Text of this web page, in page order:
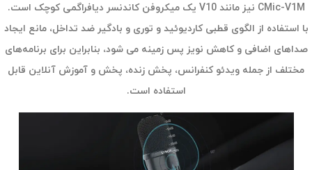
CMic-V1M نیز مانند V10 یک میکروفن کاندنسر دیافراگمی کوچک است.
با استفاده از الگوی قطبی کاردیوئید و توری و بادگیر ضد تداخل، مانع ایجاد
صداهای اضافی و کاهش نویز پس زمینه می شود، بنابراین برای برنامه‌های
مختلف از جمله ویدئو کنفرانس، پخش زنده، پخش و آموزش آنلاین قابل
استفاده است.